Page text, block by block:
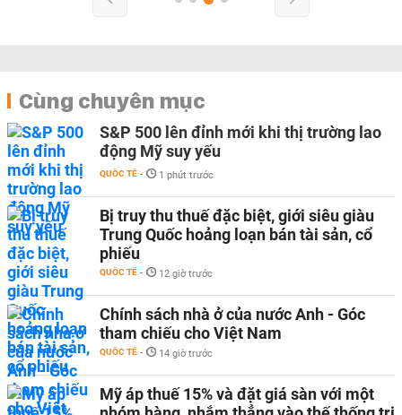
Cùng chuyên mục
S&P 500 lên đỉnh mới khi thị trường lao
động Mỹ suy yếu
QUỐC TẾ - 1 phút trước
Bị truy thu thuế đặc biệt, giới siêu giàu
Trung Quốc hoảng loạn bán tài sản, cổ
phiếu
QUỐC TẾ - 12 giờ trước
Chính sách nhà ở của nước Anh - Góc
tham chiếu cho Việt Nam
QUỐC TẾ - 14 giờ trước
Mỹ áp thuế 15% và đặt giá sàn với một